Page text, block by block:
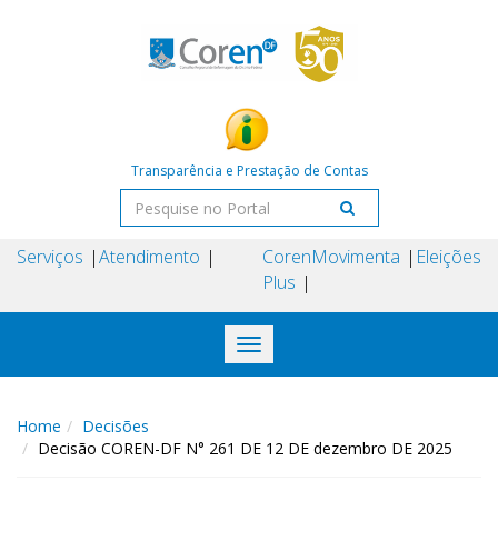
Transparência e Prestação de Contas
Serviços Atendimento
Coren
Plus
Movimenta Eleições
Toggle
navigation
Home
Decisões
Decisão COREN-DF N° 261 DE 12 DE dezembro DE 2025